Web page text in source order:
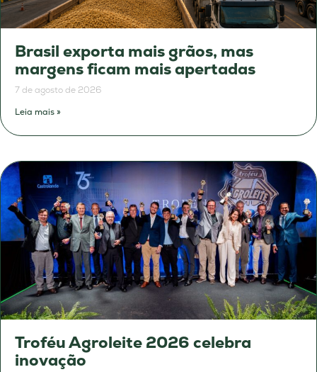
Brasil exporta mais grãos, mas
margens ficam mais apertadas
7 de agosto de 2026
Leia mais »
Troféu Agroleite 2026 celebra
inovação